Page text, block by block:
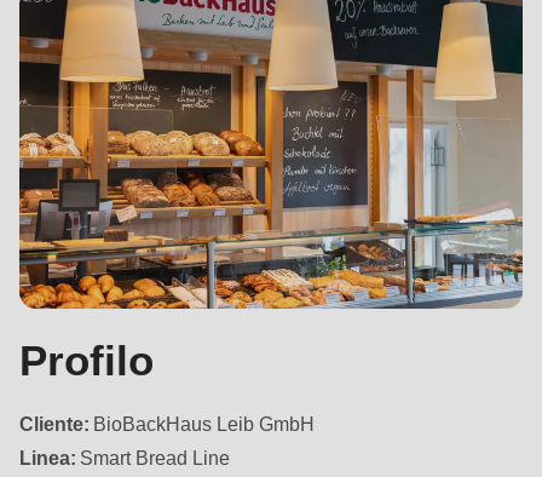
type
string
is
deprecated
in
Drupal\rondo_contact\ContactService-
>Drupal\rondo_contact\
{closure}
()
592
Profilo
Cliente: BioBackHaus Leib GmbH
Linea: Smart Bread Line